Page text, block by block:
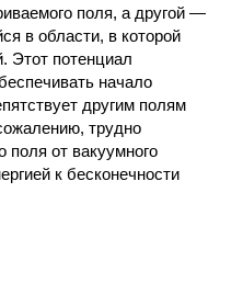
поля, а другой —
в области, в которой
Этот потенциал
начало
другим полям
трудно
поля от вакуумного
к бесконечности